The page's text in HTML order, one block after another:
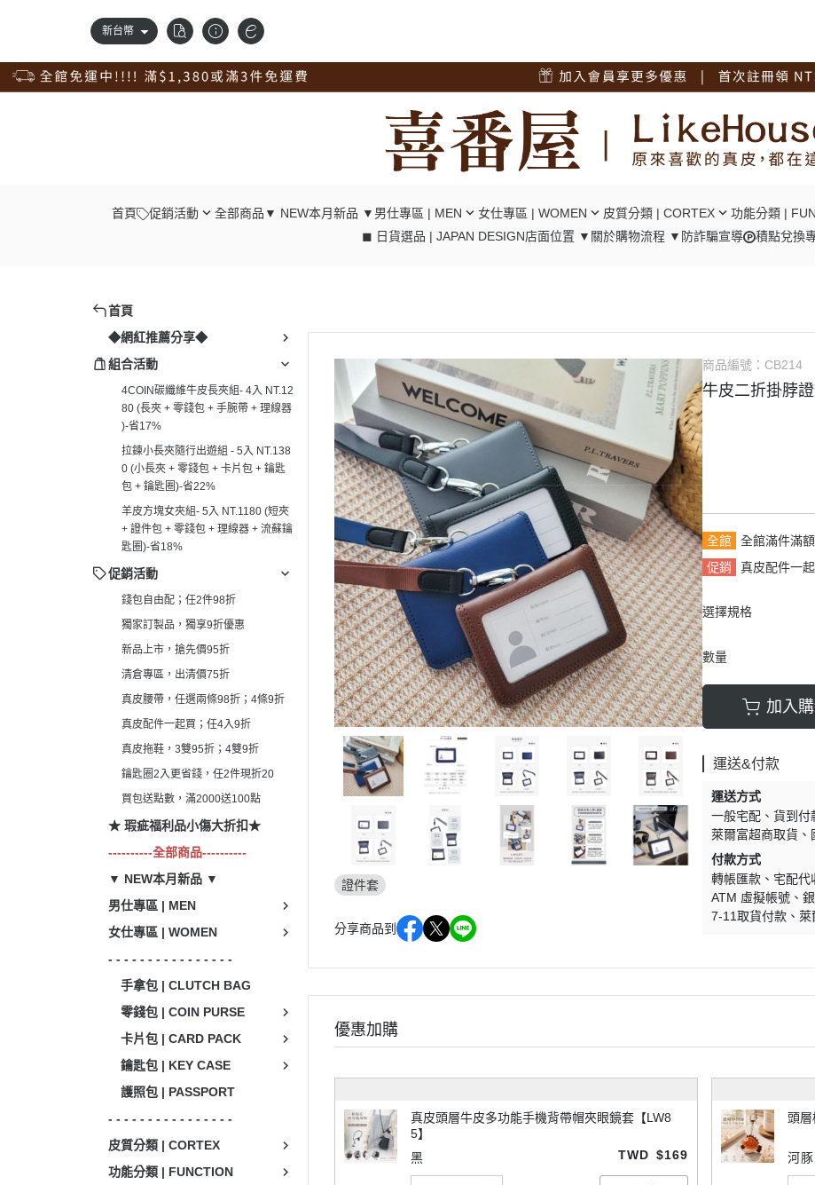
新台幣
首頁 促銷活動
新品上市，搶先價95折
清倉專區，出清價75折
真皮腰帶，任選兩條98折；4條9折
真皮配件一起買；任4入9折
真皮拖鞋，3雙95折；4雙9折
鑰匙圈2入更省錢，任2件現折20
買包送點數，滿2000送100點
全部商品 ▼ NEW本月新品 ▼ 男仕專區 | MEN
┕ 男仕 - 肩背包
┕ 男仕 - 胸背包
┕ 男仕 - 後背包
┕ 男仕 - 手拿包
┕ 男仕 - 平板/電腦/手提包
┕ 男仕 - 皮帶
女仕專區 | WOMEN
┕ 女仕 - 後背包
┕ 女仕 - 手提包
┕ 女仕 - 手拿包
┕ 女仕 - 皮帶
皮質分類 | CORTEX
┕ 碳纖維牛皮
┕ 植鞣牛皮
┕ 羊皮
┕ 雙材質:布配皮
功能分類 |
┕ 翻頁卡位
┕ 風琴卡位
◼ 日貨選品 | JAPAN DESIGN店面位置 ▼ 關於購物流程 ▼ 防詐騙宣導 積點兌換
首頁
◆網紅推薦分享◆
組合活動
4COIN碳纖維牛皮長夾組- 4入 NT.12
80 (長夾 + 零錢包 + 手腕帶 + 理線器
)-省17%
拉鍊小長夾隨行出遊組 - 5入 NT.138
0 (小長夾 + 零錢包 + 卡片包 + 鑰匙
包 + 鑰匙圈)-省22%
羊皮方塊女夾組- 5入 NT.1180 (短夾
+ 證件包 + 零錢包 + 理線器 + 流蘇鑰
匙圈)-省18%
促銷活動
錢包自由配；任2件98折
獨家訂製品，獨享9折優惠
新品上市，搶先價95折
清倉專區，出清價75折
真皮腰帶，任選兩條98折；4條9折
真皮配件一起買；任4入9折
真皮拖鞋，3雙95折；4雙9折
鑰匙圈2入更省錢，任2件現折20
買包送點數，滿2000送100點
★ 瑕疵福利品小傷大折扣★
----------全部商品----------
▼ NEW本月新品 ▼
男仕專區 | MEN
女仕專區 | WOMEN
- - - - - - - - - - - - - - - -
手拿包 | CLUTCH BAG
零錢包 | COIN PURSE
卡片包 | CARD PACK
鑰匙包 | KEY CASE
護照包 | PASSPORT
- - - - - - - - - - - - - - - -
皮質分類 | CORTEX
功能分類 | FUNCTION
證件套
分享商品到
商品編號： CB214
牛皮二折掛脖
全館
全館滿件滿
促銷
真皮配件一
選擇規格
數量
加入
運送&付款
運送方式
一般宅配
貨到付
萊爾富超商取貨
付款方式
轉帳匯款
宅配代
ATM 虛擬帳號
7-11取貨付款
萊
優惠加購
真皮頭層牛皮多功能手機背帶帽夾眼鏡套【LW8
5】
黑
TWD $169
頭層
河豚